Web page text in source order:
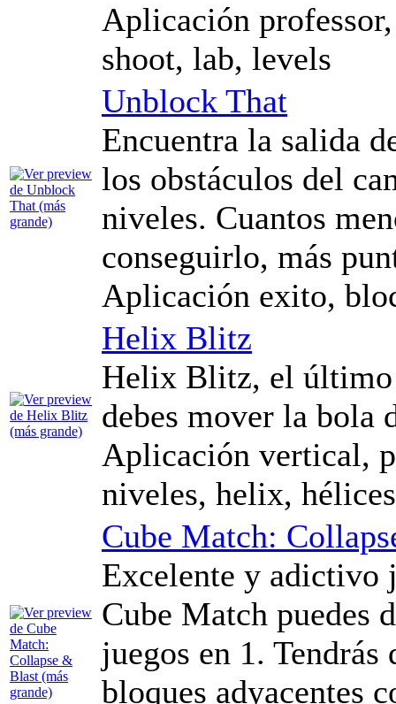
Aplicación
shoot, lab, levels
Unblock That
Encuentra la salida
los obstáculos del
niveles. Cuantos
conseguirlo, más
Aplicación exito,
Helix Blitz
Helix Blitz, el último
debes mover la bola
Aplicación vertical,
niveles, helix, hélices
Cube Match:
Excelente y adictivo
Cube Match puedes
juegos en 1.
bloques adyacentes